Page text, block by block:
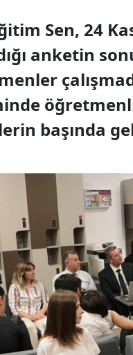
Sen, 24
anketin
başında